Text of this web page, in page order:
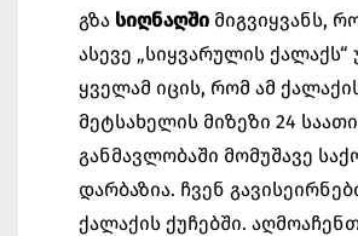
გზა სიღნაღში მიგვიყვანს,
ასევე „სიყვარულის ქალაქს“
ყველამ იცის, რომ ამ
მეტსახელის მიზეზი 24
განმავლობაში მომუშავე
დარბაზია. ჩვენ
ქალაქის ქუჩებში.